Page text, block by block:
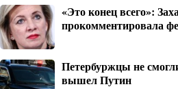
«Это конец всего»:
прокомментировала
Петербуржцы не
вышел Путин